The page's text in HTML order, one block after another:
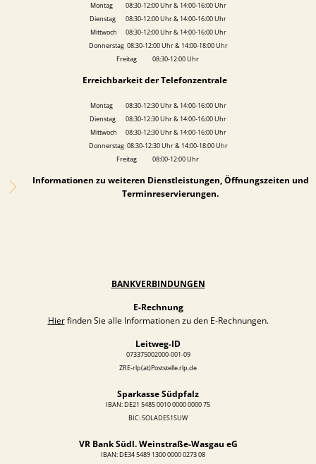
Montag 08:30-12:00 Uhr & 14:00-16:00 Uhr
Dienstag 08:30-12:00 Uhr & 14:00-16:00 Uhr
Mittwoch 08:30-12:00 Uhr & 14:00-16:00 Uhr
Donnerstag 08:30-12:00 Uhr & 14:00-18:00 Uhr
Freitag 08:30-12:00 Uhr
Erreichbarkeit der Telefonzentrale
Montag 08:30-12:30 Uhr & 14:00-16:00 Uhr
Dienstag 08:30-12:30 Uhr & 14:00-16:00 Uhr
Mittwoch 08:30-12:30 Uhr & 14:00-16:00 Uhr
Donnerstag 08:30-12:30 Uhr & 14:00-18:00 Uhr
Freitag 08:00-12:00 Uhr
Informationen zu weiteren Dienstleistungen, Öffnungszeiten und
Terminreservierungen.
BANKVERBINDUNGEN
E-Rechnung
Hierfinden Sie alle Informationen zu den E-Rechnungen.
Leitweg-ID
073375002000-001-09
ZRE-rlp(at)Poststelle.rlp.de
Sparkasse Südpfalz
IBAN: DE21 5485 0010 0000 0000 75
BIC: SOLADES1SUW
VR Bank Südl. Weinstraße-Wasgau eG
IBAN:DE34 5489 1300 0000 0273 08